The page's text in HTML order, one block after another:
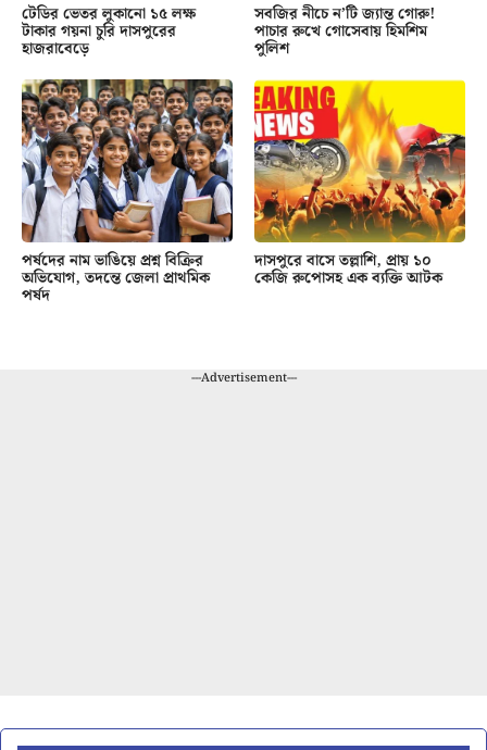
টেডির ভেতর লুকানো ১৫ লক্ষ
টাকার গয়না চুরি দাসপুরের
হাজরাবেড়ে
সবজির নীচে ন’টি জ্যান্ত গোরু!
পাচার রুখে গোসেবায় হিমশিম
পুলিশ
পর্ষদের নাম ভাঙিয়ে প্রশ্ন বিক্রির
অভিযোগ, তদন্তে জেলা প্রাথমিক
পর্ষদ
দাসপুরে বাসে তল্লাশি, প্রায় ১০
কেজি রুপোসহ এক ব্যক্তি আটক
---Advertisement---